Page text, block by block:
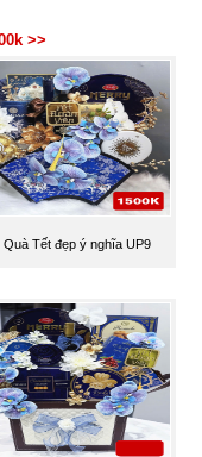
>>
Quà Tết đẹp ý nghĩa UP9